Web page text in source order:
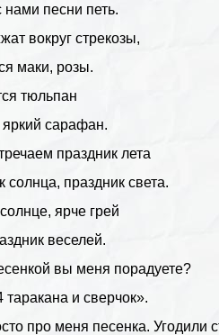
нами песни петь.
вокруг стрекозы,
маки, розы.
тюльпан
сарафан.
праздник лета
солнца, праздник света.
ярче грей
веселей.
вы меня порадуете?
таракана и сверчок».
про меня песенка. Угодили